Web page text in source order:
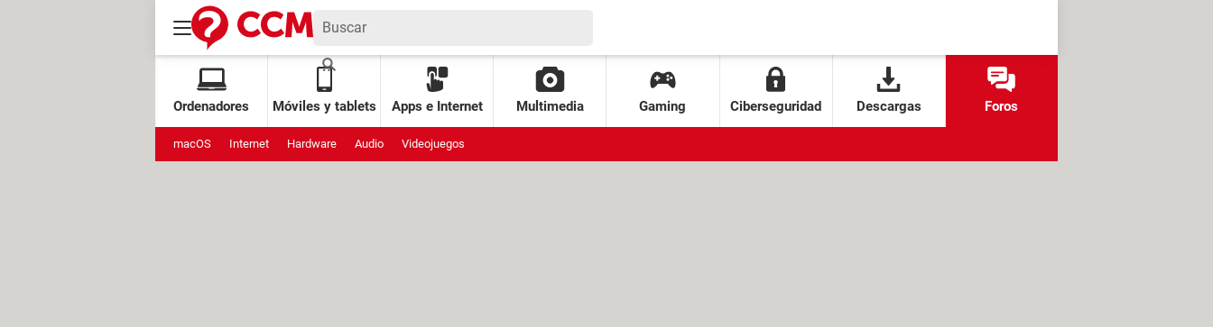
Ordenadores Móviles y tablets Apps e Internet Multimedia Gaming Ciberseguridad Descargas Foros
macOS Internet Hardware Audio Videojuegos